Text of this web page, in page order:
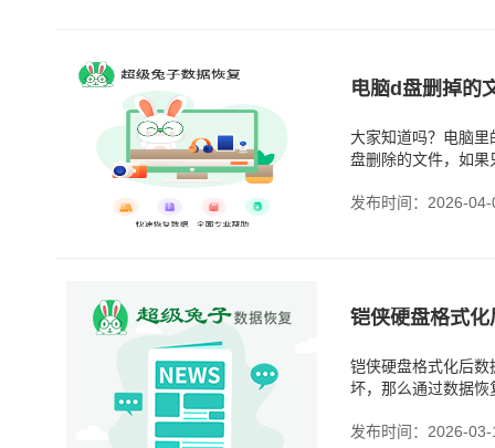
电脑d盘删掉的
大家知道吗？电脑
盘删除的文件，如
发布时间：2026-04-
铠侠硬盘格式
铠侠硬盘格式化后
坏，那么通过数据
发布时间：2026-03-